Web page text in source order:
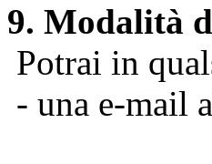
9. Modalità
Potrai in
- una e-mail